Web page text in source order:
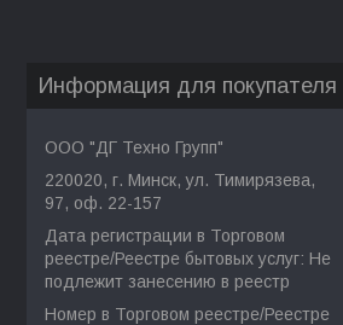
Информация для покупателя
ООО "ДГ Техно Групп"
220020, г. Минск, ул. Тимирязева,
97, оф. 22-157
Дата регистрации в Торговом
реестре/Реестре бытовых услуг: Не
подлежит занесению в реестр
Номер в Торговом реестре/Реестре